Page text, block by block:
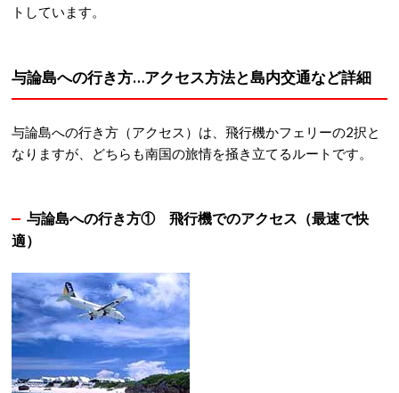
トしています。
与論島への行き方…アクセス方法と島内交通など詳細
与論島への行き方（アクセス）は、飛行機かフェリーの2択と
なりますが、どちらも南国の旅情を掻き立てるルートです。
与論島への行き方① 飛行機でのアクセス（最速で快
適）